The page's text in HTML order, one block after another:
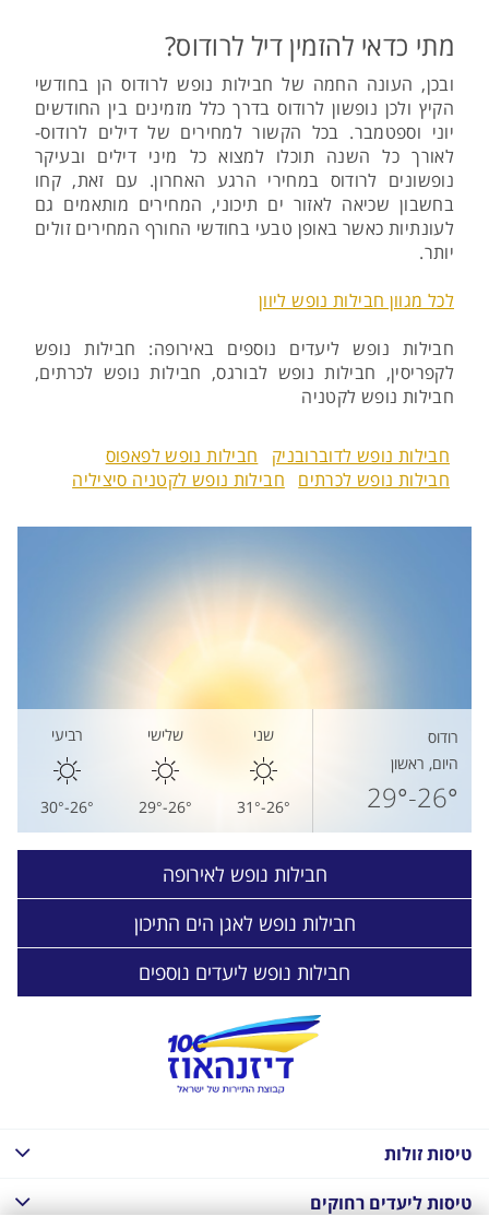
מתי כדאי להזמין דיל לרודוס?
ובכן, העונה החמה של חבילות נופש לרודוס הן בחודשי
הקיץ ולכן נופשון לרודוס בדרך כלל מזמינים בין החודשים
יוני וספטמבר. בכל הקשור למחירים של דילים לרודוס-
לאורך כל השנה תוכלו למצוא כל מיני דילים ובעיקר
נופשונים לרודוס במחירי הרגע האחרון. עם זאת, קחו
בחשבון שכיאה לאזור ים תיכוני, המחירים מותאמים גם
לעונתיות כאשר באופן טבעי בחודשי החורף המחירים זולים
יותר.
לכל מגוון חבילות נופש ליוון
חבילות נופש ליעדים נוספים באירופה: חבילות נופש
לקפריסין, חבילות נופש לבורגס, חבילות נופש לכרתים,
חבילות נופש לקטניה
חבילות נופש לדוברובניק
חבילות נופש לפאפוס
חבילות נופש לכרתים
חבילות נופש לקטניה סיציליה
רודוס
היום, ראשון
26°-29°
שני
26°-31°
שלישי
26°-29°
רביעי
26°-30°
חבילות נופש לאירופה
חבילות נופש לאגן הים התיכון
חבילות נופש ליעדים נוספים
טיסות זולות
טיסות ליעדים רחוקים